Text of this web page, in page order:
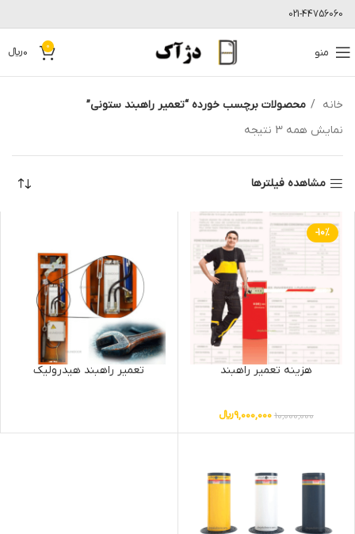
021-44756060
منو 0
0﷼
خانه
محصولات برچسب خورده “تعمیر راهبند ستونی”
نمایش همه 3 نتیجه
مشاهده فیلترها
-10%
هزینه تعمیر راهبند
10,000,000
9,000,000﷼
تعمیر راهبند هیدرولیک